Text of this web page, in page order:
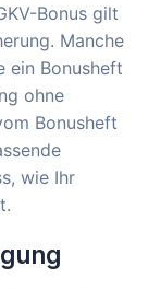
Bonus gilt
Manche
ein Bonusheft
ohne
Bonusheft
wie Ihr